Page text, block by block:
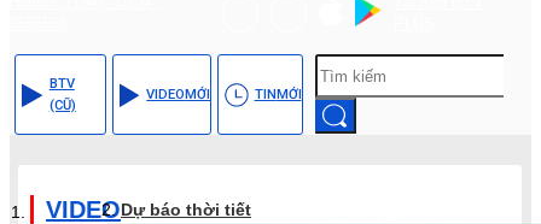
BTV
(CŨ)
VIDEOMỚI TINMỚI
VIDEODự báo thời tiết